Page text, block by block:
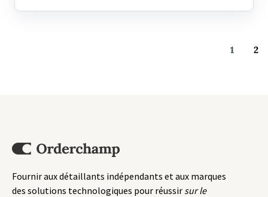
1 2
Fournir aux détaillants indépendants et aux marques
des solutions technologiques pour réussir sur le